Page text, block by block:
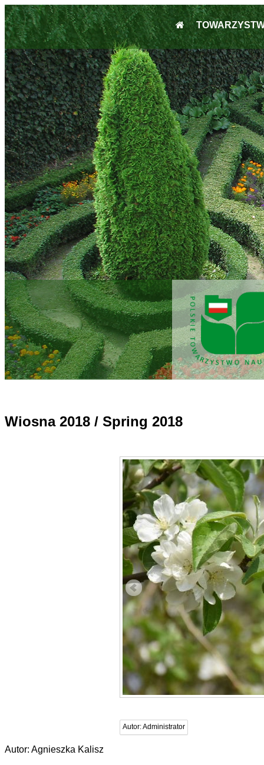
Wiosna 2018 / Spring 2018
Autor:Administrator
Autor: Agnieszka Kalisz